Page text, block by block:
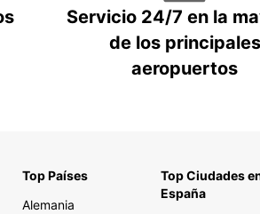
Servicio 24/7 en la
de los principales
aeropuertos
Top Países
Alemania
Top Ciudades
España